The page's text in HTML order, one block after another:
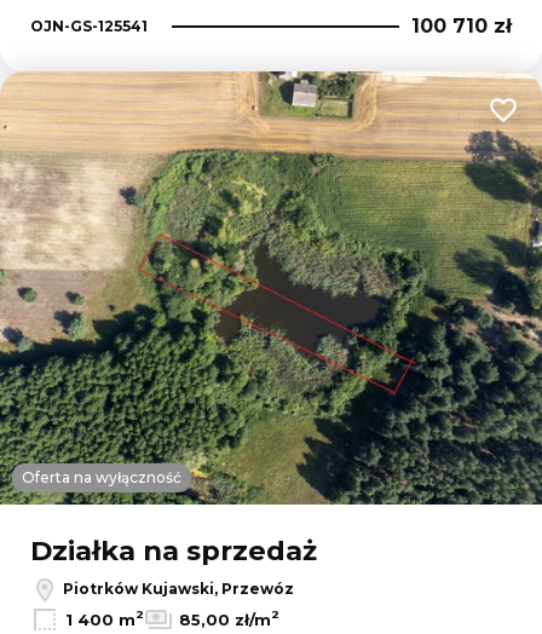
OJN-GS-125541 100 710 zł
Oferta na wyłączność
Działka na sprzedaż
Piotrków Kujawski, Przewóz
1 400 m2 85,00 zł/m2